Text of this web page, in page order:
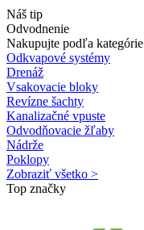
Náš tip
Odvodnenie
Nakupujte podľa kategórie
Odkvapové systémy
Drenáž
Vsakovacie bloky
Revízne šachty
Kanalizačné vpuste
Odvodňovacie žľaby
Nádrže
Poklopy
Zobraziť všetko >
Top značky